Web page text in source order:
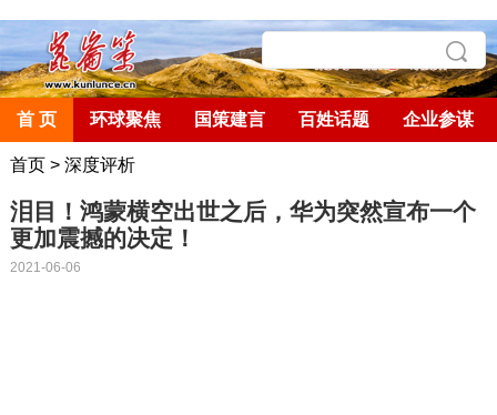
首 页 环球聚焦 国策建言 百姓话题 企业参谋
首页> 深度评析
泪目！鸿蒙横空出世之后，华为突然宣布一个
更加震撼的决定！
2021-06-06